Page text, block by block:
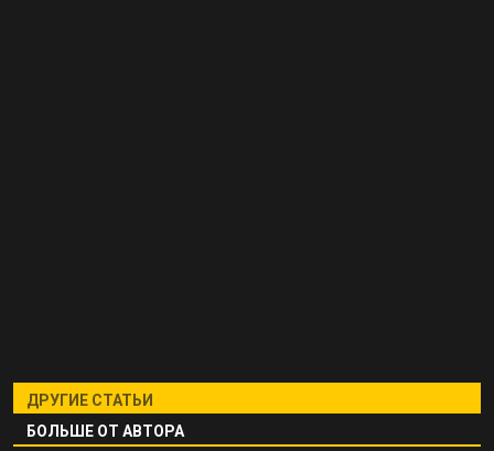
ДРУГИЕ СТАТЬИ
БОЛЬШЕ ОТ АВТОРА